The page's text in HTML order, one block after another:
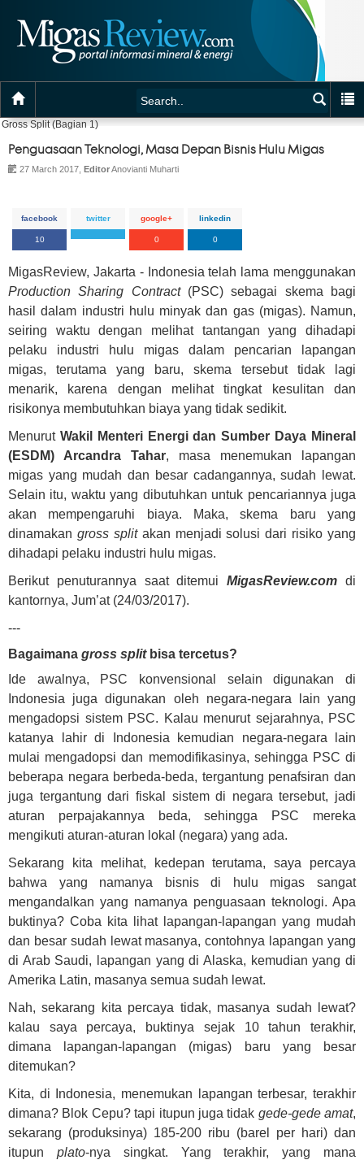
Gross Split (Bagian 1)
Penguasaan Teknologi, Masa Depan Bisnis Hulu Migas
27 March 2017, EditorAnovianti Muharti
facebook
10
twitter google+
0
linkedin
0
MigasReview, Jakarta - Indonesia telah lama menggunakan
Production Sharing Contract (PSC) sebagai skema bagi
hasil dalam industri hulu minyak dan gas (migas). Namun,
seiring waktu dengan melihat tantangan yang dihadapi
pelaku industri hulu migas dalam pencarian lapangan
migas, terutama yang baru, skema tersebut tidak lagi
menarik, karena dengan melihat tingkat kesulitan dan
risikonya membutuhkan biaya yang tidak sedikit.
MenurutWakil Menteri Energi dan Sumber Daya Mineral
(ESDM) Arcandra Tahar, masa menemukan lapangan
migas yang mudah dan besar cadangannya, sudah lewat.
Selain itu, waktu yang dibutuhkan untuk pencariannya juga
akan mempengaruhi biaya. Maka, skema baru yang
dinamakan gross splitakan menjadi solusi dari risiko yang
dihadapi pelaku industri hulu migas.
Berikut penuturannya saat ditemuiMigasReview.com di
kantornya, Jum’at (24/03/2017).
---
Bagaimana gross splitbisa tercetus?
Ide awalnya, PSC konvensional selain digunakan di
Indonesia juga digunakan oleh negara-negara lain yang
mengadopsi sistem PSC. Kalau menurut sejarahnya, PSC
katanya lahir di Indonesia kemudian negara-negara lain
mulai mengadopsi dan memodifikasinya, sehingga PSC di
beberapa negara berbeda-beda, tergantung penafsiran dan
juga tergantung dari fiskal sistem di negara tersebut, jadi
aturan perpajakannya beda, sehingga PSC mereka
mengikuti aturan-aturan lokal (negara) yang ada.
Sekarang kita melihat, kedepan terutama, saya percaya
bahwa yang namanya bisnis di hulu migas sangat
mengandalkan yang namanya penguasaan teknologi. Apa
buktinya? Coba kita lihat lapangan-lapangan yang mudah
dan besar sudah lewat masanya, contohnya lapangan yang
di Arab Saudi, lapangan yang di Alaska, kemudian yang di
Amerika Latin, masanya semua sudah lewat.
Nah, sekarang kita percaya tidak, masanya sudah lewat?
kalau saya percaya, buktinya sejak 10 tahun terakhir,
dimana lapangan-lapangan (migas) baru yang besar
ditemukan?
Kita, di Indonesia, menemukan lapangan terbesar, terakhir
dimana? Blok Cepu? tapi itupun juga tidak gede-gede amat,
sekarang (produksinya) 185-200 ribu (barel per hari) dan
itupun plato-nya singkat. Yang terakhir, yang mana